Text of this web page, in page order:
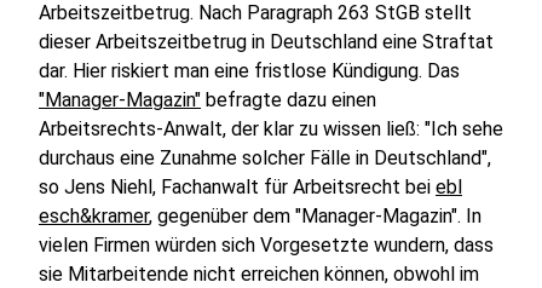
Arbeitszeitbetrug. Nach Paragraph 263 StGB stellt
dieser Arbeitszeitbetrug in Deutschland eine Straftat
dar. Hier riskiert man eine fristlose Kündigung. Das
"Manager-Magazin" befragte dazu einen
Arbeitsrechts-Anwalt, der klar zu wissen ließ: "Ich sehe
durchaus eine Zunahme solcher Fälle in Deutschland",
so Jens Niehl, Fachanwalt für Arbeitsrecht bei ebl
esch&kramer, gegenüber dem "Manager-Magazin". In
vielen Firmen würden sich Vorgesetzte wundern, dass
sie Mitarbeitende nicht erreichen können, obwohl im